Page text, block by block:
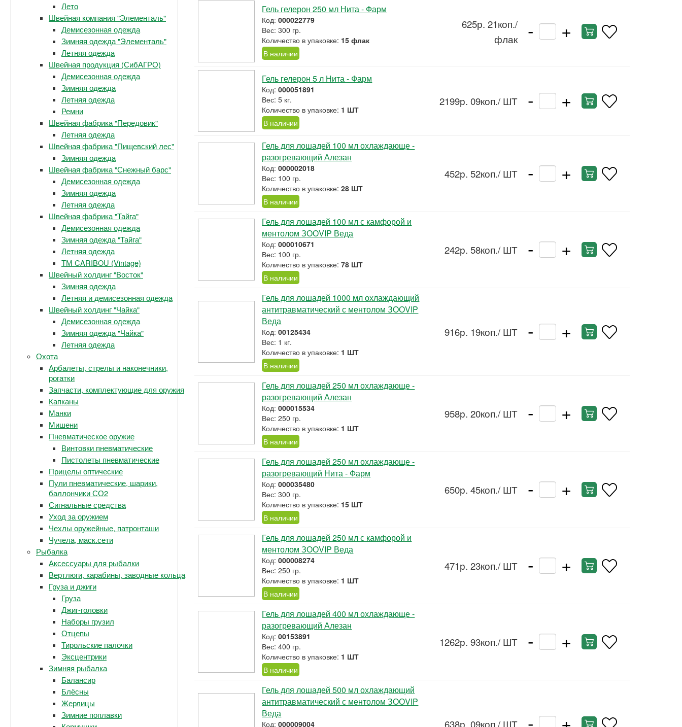
Лето
Швейная компания "Элементаль"
Демисезонная одежда
Зимняя одежда "Элементаль"
Летняя одежда
Швейная продукция (СибАГРО)
Демисезонная одежда
Зимняя одежда
Летняя одежда
Ремни
Швейная фабрика "Передовик"
Летняя одежда
Швейная фабрика "Пищевский лес"
Зимняя одежда
Швейная фабрика "Снежный барс"
Демисезонная одежда
Зимняя одежда
Летняя одежда
Швейная фабрика "Тайга"
Демисезонная одежда
Зимняя одежда "Тайга"
Летняя одежда
ТМ CARIBOU (Vintage)
Швейный холдинг "Восток"
Зимняя одежда
Летняя и демисезонная одежда
Швейный холдинг "Чайка"
Демисезонная одежда
Зимняя одежда "Чайка"
Летняя одежда
Охота
Арбалеты, стрелы и наконечники,
рогатки
Запчасти, комплектующие для оружия
Капканы
Манки
Мишени
Пневматическое оружие
Винтовки пневматические
Пистолеты пневматические
Прицелы оптические
Пули пневматические, шарики,
баллончики СО2
Сигнальные средства
Уход за оружием
Чехлы оружейные, патронташи
Чучела, маск.сети
Рыбалка
Аксессуары для рыбалки
Вертлюги, карабины, заводные кольца
Груза и джиги
Груза
Джиг-головки
Наборы грузил
Отцепы
Тирольские палочки
Эксцентрики
Зимняя рыбалка
Балансир
Блёсны
Жерлицы
Зимние поплавки
Гель гелерон 250 мл Нита - Фарм
Код:000022779
Вес: 300 гр.
Количество в упаковке: 15 флак
В наличии
625р. 21коп./
флак
- +
Гель гелерон 5 л Нита - Фарм
Код:000051891
Вес: 5 кг.
Количество в упаковке: 1 ШТ
В наличии
2199р. 09коп./ ШТ - +
Гель для лошадей 100 мл охлаждающе -
разогревающий Алезан
Код:000002018
Вес: 100 гр.
Количество в упаковке:28 ШТ
В наличии
452р. 52коп./ ШТ - +
Гель для лошадей 100 мл с камфорой и
ментолом ЗООVIP Веда
Код:000010671
Вес: 100 гр.
Количество в упаковке:78 ШТ
В наличии
242р. 58коп./ ШТ - +
Гель для лошадей 1000 мл охлаждающий
антитравматический с ментолом ЗООVIP
Веда
Код:00125434
Вес: 1 кг.
Количество в упаковке: 1 ШТ
В наличии
916р. 19коп./ ШТ - +
Гель для лошадей 250 мл охлаждающе -
разогревающий Алезан
Код:000015534
Вес: 250 гр.
Количество в упаковке: 1 ШТ
В наличии
958р. 20коп./ ШТ - +
Гель для лошадей 250 мл охлаждающе -
разогревающий Нита - Фарм
Код:000035480
Вес: 300 гр.
Количество в упаковке: 15 ШТ
В наличии
650р. 45коп./ ШТ - +
Гель для лошадей 250 мл с камфорой и
ментолом ЗООVIP Веда
Код:000008274
Вес: 250 гр.
Количество в упаковке: 1 ШТ
В наличии
471р. 23коп./ ШТ - +
Гель для лошадей 400 мл охлаждающе -
разогревающий Алезан
Код:00153891
Вес: 400 гр.
Количество в упаковке: 1 ШТ
В наличии
1262р. 93коп./ ШТ - +
Гель для лошадей 500 мл охлаждающий
антитравматический с ментолом ЗООVIP
Веда
Код:000009004 638р. 09коп./ ШТ